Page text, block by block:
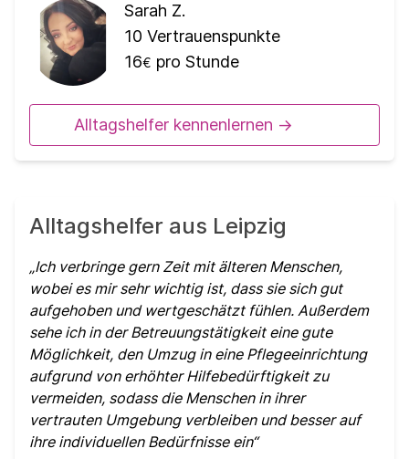
Sarah Z.
10 Vertrauenspunkte
16€ pro Stunde
Alltagshelfer kennenlernen ->
Alltagshelfer aus Leipzig
Ich verbringe gern Zeit mit älteren Menschen,
wobei es mir sehr wichtig ist, dass sie sich gut
aufgehoben und wertgeschätzt fühlen. Außerdem
sehe ich in der Betreuungstätigkeit eine gute
Möglichkeit, den Umzug in eine Pflegeeinrichtung
aufgrund von erhöhter Hilfebedürftigkeit zu
vermeiden, sodass die Menschen in ihrer
vertrauten Umgebung verbleiben und besser auf
ihre individuellen Bedürfnisse ein